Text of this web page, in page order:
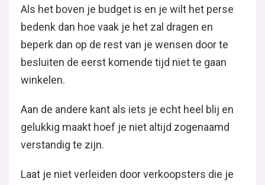
Als het boven je budget is en je wilt het perse
bedenk dan hoe vaak je het zal dragen en
beperk dan op de rest van je wensen door te
besluiten de eerst komende tijd niet te gaan
winkelen.
Aan de andere kant als iets je echt heel blij en
gelukkig maakt hoef je niet altijd zogenaamd
verstandig te zijn.
Laat je niet verleiden door verkoopsters die je